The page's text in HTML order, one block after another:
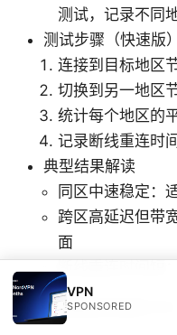
测试，记录不同
测试步骤（快速版）
连接到目标地区
切换到另一地区
统计每个地区的
记录断线重连时
典型结果解读
同区中速稳定：
跨区高延迟但带
面
断线重连时间短
如何根据需求选择VPN
VPN
SPONSORED